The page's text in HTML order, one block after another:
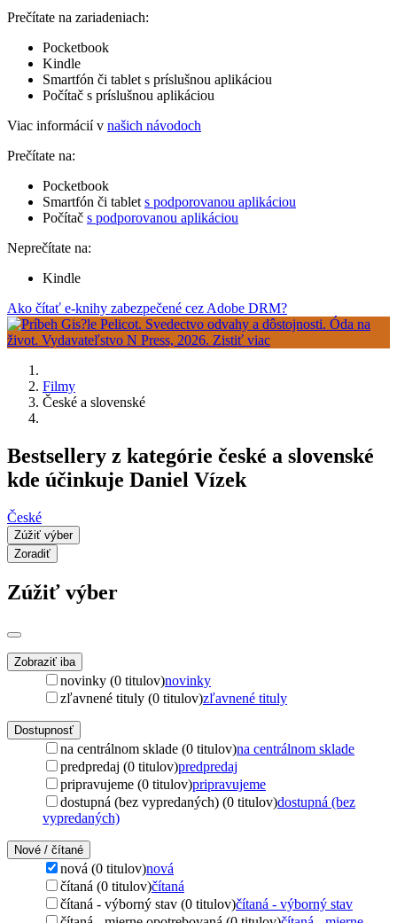
Prečítate na zariadeniach:
Pocketbook
Kindle
Smartfón či tablet s príslušnou aplikáciou
Počítač s príslušnou aplikáciou
Viac informácií v našich návodoch
Prečítate na:
Pocketbook
Smartfón či tablet s podporovanou aplikáciou
Počítač s podporovanou aplikáciou
Neprečítate na:
Kindle
Ako čítať e-knihy zabezpečené cez Adobe DRM?
Filmy
České a slovenské
Bestsellery z kategórie české a slovenské
kde účinkuje Daniel Vízek
České
Zúžiť výber
Zoradiť
Zúžiť výber
Zobraziť iba
novinky (0 titulov)novinky
zľavnené tituly (0 titulov)zľavnené tituly
Dostupnosť
na centrálnom sklade (0 titulov)na centrálnom sklade
predpredaj (0 titulov)predpredaj
pripravujeme (0 titulov)pripravujeme
dostupná (bez vypredaných) (0 titulov)dostupná (bez
vypredaných)
Nové / čítané
nová (0 titulov)nová
čítaná (0 titulov)čítaná
čítaná - výborný stav (0 titulov)čítaná - výborný stav